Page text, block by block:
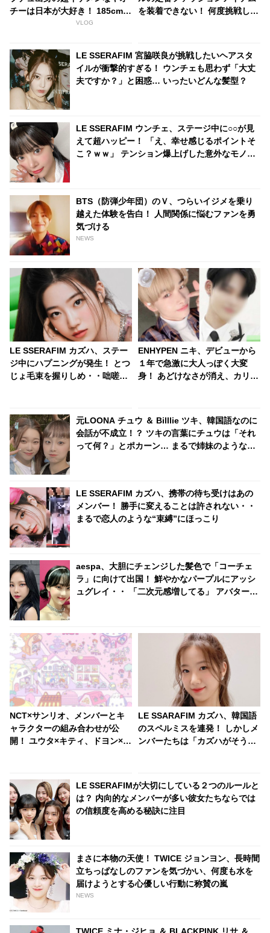
チーは日本が大好き！ 185cmの
高身長と端正なルックスで大注
VLOG
を装着できない！ 何度挑戦して
LE SSERAFIM 宮脇咲良が挑戦したいヘアスタ
イルが衝撃的すぎる！ ウンチェも思わず「大丈
夫ですか？」と困惑… いったいどんな髪型？
LE SSERAFIM ウンチェ、ステージ中に○○が見
えて超ハッピー！ 「え、幸せ感じるポイントそ
こ？ｗｗ」 テンション爆上げした意外なモノの
BTS（防弾少年団）のＶ、つらいイジメを乗り
越えた体験を告白！ 人間関係に悩むファンを勇
気づける
NEWS
LE SSERAFIM カズハ、ステー
ジ中にハプニングが発生！ とつ
じょ毛束を握りしめ・・咄嗟の
ENHYPEN ニキ、デビューから
１年で急激に大人っぽく大変
身！ あどけなさが消え、カリス
元LOONA チュウ ＆ Billlie ツキ、韓国語なのに
会話が不成立！？ ツキの言葉にチュウは「それ
って何？」とポカーン… まるで姉妹のようなコ
LE SSERAFIM カズハ、携帯の待ち受けはあの
メンバー！ 勝手に変えることは許されない・・
まるで恋人のような“束縛”にほっこり
aespa、大胆にチェンジした髪色で「コーチェ
ラ」に向けて出国！ 鮮やかなパープルにアッシ
ュグレイ・・ 「二次元感増してる」 アバターと
NCT×サンリオ、メンバーとキ
ャラクターの組み合わせが公
開！ ユウタ×キティ、ドヨン×ク
LE SSARAFIM カズハ、韓国語
のスペルミスを連発！ しかしメ
ンバーたちは「カズハがそうと
それを支えるメンバーたちの絆
にほっこり
LE SSERAFIMが大切にしている２つのルールと
は？ 内向的なメンバーが多い彼女たちならでは
の信頼度を高める秘訣に注目
まさに本物の天使！ TWICE ジョンヨン、長時間
立ちっぱなしのファンを気づかい、何度も水を
届けようとする心優しい行動に称賛の嵐
NEWS